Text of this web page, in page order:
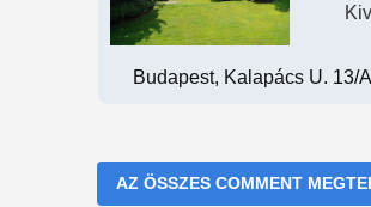
Budapest, Kalapács U. 13/
AZ ÖSSZES COMMENT